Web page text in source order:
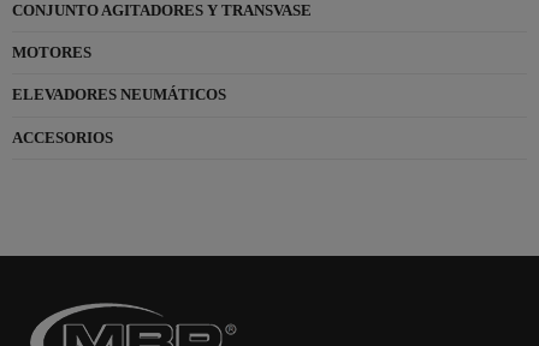
CONJUNTO AGITADORES Y TRANSVASE
MOTORES
ELEVADORES NEUMÁTICOS
ACCESORIOS